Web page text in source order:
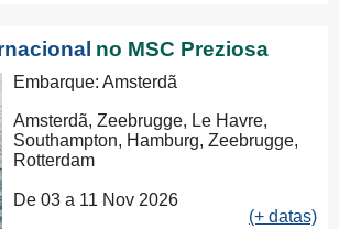
no MSC Preziosa
Embarque: Amsterdã
Amsterdã, Zeebrugge, Le Havre,
Southampton, Hamburg, Zeebrugge,
Rotterdam
De 03 a 11 Nov 2026
(+ datas)